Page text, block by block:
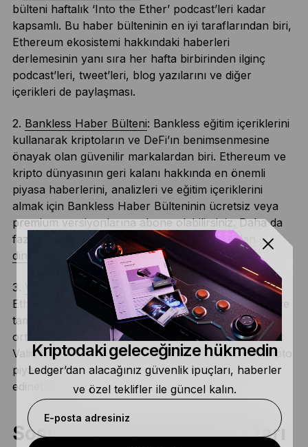
bülteni haftalık ‘Into the Ether’ podcast’leri kadar
kapsamlı. Bu haber bülteninin en iyi taraflarından biri,
Ethereum ekosistemi hakkındaki haberleri
derlemesinin yanı sıra her hafta birbirinden ilginç
podcast’leri, tweet’leri, blog yazılarını ve diğer
içerikleri de paylaşması.
2. Bankless Haber Bülteni: Bankless eğitim içeriklerini
kullanarak kriptoların ve DeFi’ın benimsenmesine
önayak olan güvenilir markalardan biri. Ethereum ve
kripto dünyasının geri kalanı hakkında en önemli
piyasa haberlerini, analizleri ve eğitim içeriklerini
almak için Bankless Haber Bülteninin ücretsiz veya
premium versiyonlarına abone olabilirsiniz. Daha da
fazlasını isterseniz
Bankless Podcast’i buradan
dinleyebilirsiniz.
3. Valid Points : Uzun zamandır beklediğimiz
Ethereum’dan Ethereum 2.0’a geçişin eli kulağında ve
tamamen bu konuya odaklanan haber bültenleri
ortaya çıktı. CoinDesk tarafından hazırlanan haftalık
Valid Points haber bülteninde Ethereum 2.0 ve “kripto
piyasalarında fırtına estirmesi” hakkında bilgi
edinebilirsiniz.
Sosyal medya influencer’ları
Kriptodaki geleceğinize hükmedin
Ledger’dan alacağınız güvenlik ipuçları, haberler
ve özel teklifler ile güncel kalın.
E-posta adresiniz